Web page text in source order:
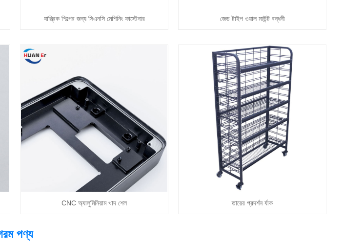
যান্ত্রিক শিল্পের জন্য সিএনসি মেশিনিং ফাস্টেনার জেড টাইপ ওয়াল মাউন্ট বন্ধনী
CNC অ্যালুমিনিয়াম খাদ শেল তারের প্রদর্শন র্যাক
পণ্য